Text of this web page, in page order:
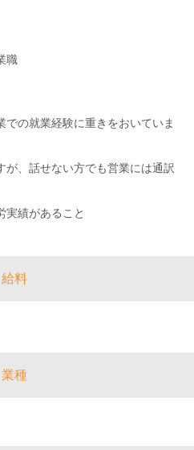
職
での就業経験に重きをおいていま
が、話せない方でも営業には通訳
実績があること
給料
業種